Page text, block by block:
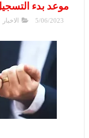
موعد بدء
5/06/2023 الاخبار